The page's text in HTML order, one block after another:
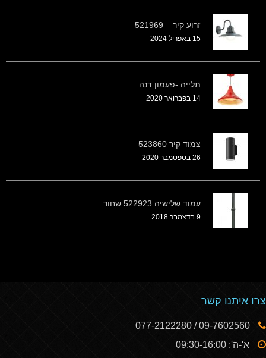
זרוע קיר – 521969
15 באפריל 2024
תלייה -פעמון דנה
14 בפברואר 2020
צמוד קיר 523860
26 בספטמבר 2020
עמוד שלישיה 522923 שחור
9 בדצמבר 2018
צרו איתנו קשר
א'-ה': 09:30-16:00